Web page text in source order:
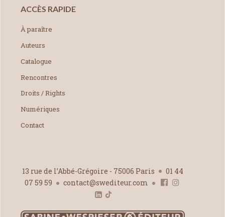
ACCÈS RAPIDE
À paraître
Auteurs
Catalogue
Rencontres
Droits / Rights
Numériques
Contact
13 rue de l’Abbé-Grégoire - 75006 Paris
01 44
07 59 59
contact@swediteur.com